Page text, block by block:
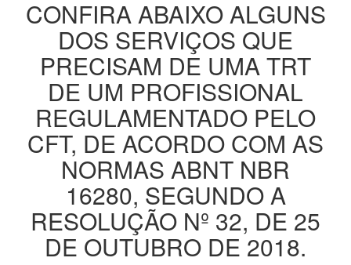
CONFIRA ABAIXO ALGUNS
DOS SERVIÇOS QUE
PRECISAM DE UMA TRT
DE UM PROFISSIONAL
REGULAMENTADO PELO
CFT, DE ACORDO COM AS
NORMAS ABNT NBR
16280, SEGUNDO A
RESOLUÇÃO Nº 32, DE 25
DE OUTUBRO DE 2018.